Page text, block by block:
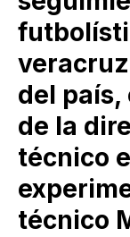
del país,
de la
técnico
técnico